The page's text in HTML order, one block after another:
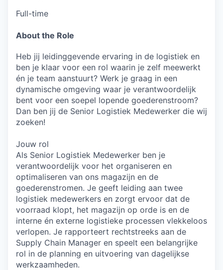
Full-time
About the Role
Heb jij leidinggevende ervaring in de logistiek en
ben je klaar voor een rol waarin je zelf meewerkt
én je team aanstuurt? Werk je graag in een
dynamische omgeving waar je verantwoordelijk
bent voor een soepel lopende goederenstroom?
Dan ben jij de Senior Logistiek Medewerker die wij
zoeken!
Jouw rol
Als Senior Logistiek Medewerker ben je
verantwoordelijk voor het organiseren en
optimaliseren van ons magazijn en de
goederenstromen. Je geeft leiding aan twee
logistiek medewerkers en zorgt ervoor dat de
voorraad klopt, het magazijn op orde is en de
interne én externe logistieke processen vlekkeloos
verlopen. Je rapporteert rechtstreeks aan de
Supply Chain Manager en speelt een belangrijke
rol in de planning en uitvoering van dagelijkse
werkzaamheden.